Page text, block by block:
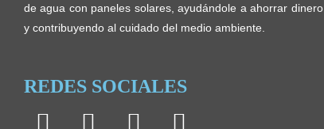
de agua con paneles solares, ayudándole a ahorrar dinero
y contribuyendo al cuidado del medio ambiente.
REDES SOCIALES